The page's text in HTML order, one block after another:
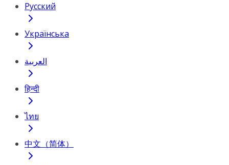
Русский
Українська
العربية
हिन्दी
ไทย
中文（简体）